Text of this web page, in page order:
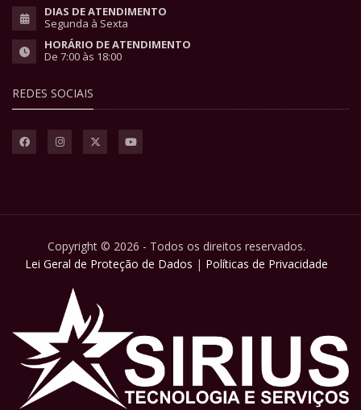
DIAS DE ATENDIMENTO
Segunda à Sexta
HORÁRIO DE ATENDIMENTO
De 7:00 às 18:00
REDES SOCIAIS
Copyright © 2026 - Todos os direitos reservados.
Lei Geral de Proteção de Dados | Políticas de Privacidade